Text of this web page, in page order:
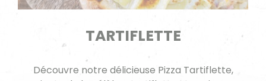
TARTIFLETTE
Découvre notre délicieuse Pizza Tartiflette,